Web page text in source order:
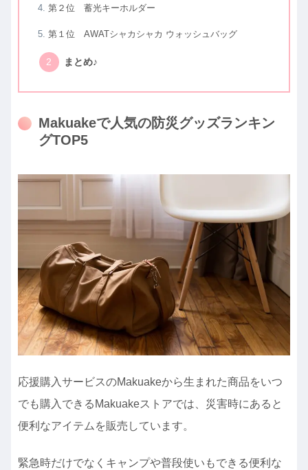
第２位 蓄光キーホルダー
第１位 AWATシャカシャカ ウォッシュバッグ
まとめ♪
Makuakeで人気の防災グッズランキン
グTOP5
応援購入サービスのMakuakeから生まれた商品をいつ
でも購入できるMakuakeストアでは、災害時にあると
便利なアイテムを販売しています。
緊急時だけでなくキャンプや普段使いもできる便利な